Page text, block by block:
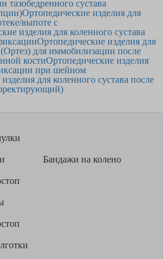
тазобедренного сустава
Ортопедические изделия для
выпоте с
изделия для коленного сустава
Ортопедические изделия для
(Ортез) для иммобилизации после
костиОртопедические изделия
при шейном
для коленного сустава после
Бандажи на колено